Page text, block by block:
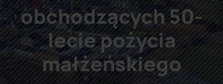
obchodzących 50-
lecie pożycia
małżeńskiego